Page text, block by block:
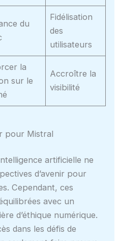
du
Fidélisation
des
utilisateurs
la
sur le
Accroître la
visibilité
pour Mistral
artificielle ne
d’avenir pour
Cependant, ces
avec un
d’éthique numérique.
dans les défis de